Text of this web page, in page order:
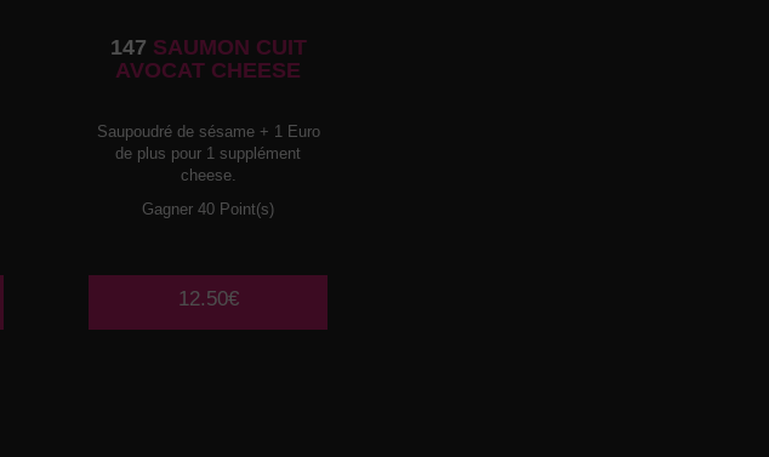
147 SAUMON CUIT
AVOCAT CHEESE
Saupoudré de sésame + 1 Euro
de plus pour 1 supplément
cheese.
Gagner 40 Point(s)
12.50€